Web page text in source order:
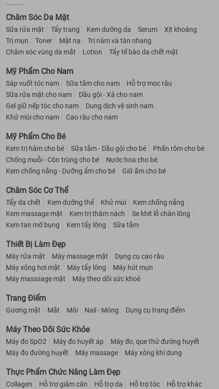
Chăm Sóc Da Mặt
Sữa rửa mặt Tẩy trang Kem dưỡng da Serum
Xịt khoáng
Trị mụn
Toner Mặt nạ
Trị nám và tàn nhang
Chăm sóc vùng da mắt
Lotion Tẩy tế bào da chết mặt
Mỹ Phẩm Cho Nam
Sáp vuốt tóc nam Sữa tắm cho nam
Hỗ trợ mọc râu
Sữa rửa mặt cho nam
Dầu gội - Xả cho nam
Gel giữ nếp tóc cho nam
Dung dịch vệ sinh nam
Khử mùi cho nam
Cạo râu cho nam
Mỹ Phẩm Cho Bé
Kem trị hăm cho bé Sữa tắm - Dầu gội cho bé
Phấn rôm cho bé
Chống muỗi - Côn trùng cho bé
Nước hoa cho bé
Kem chống nắng - Dưỡng ẩm cho bé
Giữ ấm cho bé
Chăm Sóc Cơ Thể
Tẩy da chết Kem dưỡng thể Khử mùi
Kem chống nắng
Kem massage mặt
Kem trị thâm nách
Se khít lỗ chân lông
Kem tan mỡ bụng
Kem tẩy lông Sữa tắm
Thiết Bị Làm Đẹp
Máy rửa mặt Máy massage mặt
Dụng cụ cạo râu
Máy xông hơi mặt
Máy tẩy lông
Máy hút mụn
Máy masssage mặt
Máy theo dõi sức khoẻ
Trang Điểm
Gương mặt Mắt Môi Nail - Móng Dụng cụ trang điểm
Máy Theo Dõi Sức Khỏe
Máy đo SpO2 Máy đo huyết áp
Máy đo, que thử đường huyết
Máy đo đường huyết
Máy massage Máy xông khí dung
Thực Phẩm Chức Năng Làm Đẹp
Collagen Hỗ trợ giảm cân Hỗ trợ da Hỗ trợ tóc
Hỗ trợ khác